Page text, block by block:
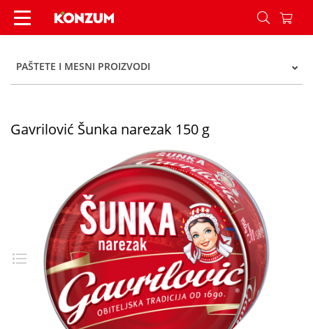
Gavrilović Šunka narezak 150 g - Konzum
PAŠTETE I MESNI PROIZVODI
Gavrilović Šunka narezak 150 g